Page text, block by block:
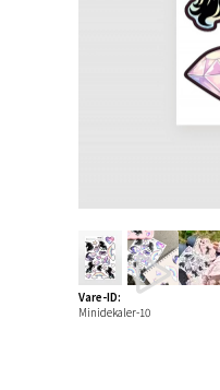
Vare-ID:
Minidekaler-10